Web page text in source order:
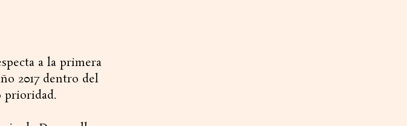
a la primera
2017 dentro del
prioridad.